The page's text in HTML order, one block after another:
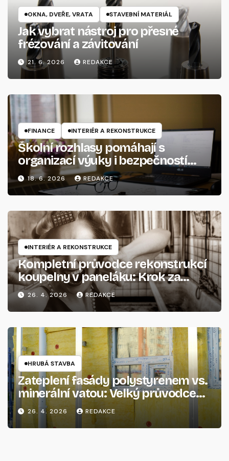
OKNA, DVEŘE, VRATA STAVEBNÍ MATERIÁL
Jak vybrat nástroj pro přesné
frézování a závitování
21. 6. 2026 REDAKCE
FINANCE INTERIÉR A REKONSTRUKCE
Školní rozhlasy pomáhají s
organizací výuky i bezpečností
provozu
18. 6. 2026 REDAKCE
INTERIÉR A REKONSTRUKCE
Kompletní průvodce rekonstrukcí
koupelny v paneláku: Krok za
krokem
26. 4. 2026 REDAKCE
HRUBÁ STAVBA
Zateplení fasády polystyrenem vs.
minerální vatou: Velký průvodce
pro rok 2026
26. 4. 2026 REDAKCE